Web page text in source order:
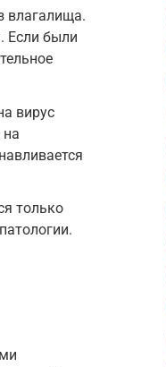
влагалища.
Если были
вирус
только